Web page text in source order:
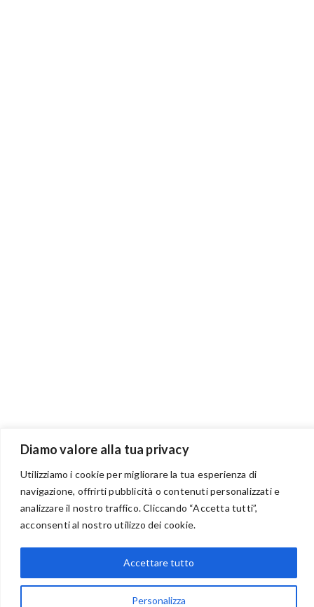
Diamo valore alla tua privacy
Utilizziamo i cookie per migliorare la tua esperienza di
navigazione, offrirti pubblicità o contenuti personalizzati e
analizzare il nostro traffico. Cliccando “Accetta tutti”,
acconsenti al nostro utilizzo dei cookie.
Personalizza
Accettare tutto
BENVENUTI NEL PORTALE RIVENDITORI